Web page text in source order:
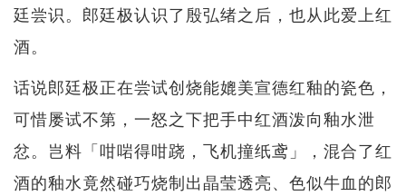
廷尝识。郎廷极认识了殷弘绪之后，也从此爱上红
酒。
话说郎廷极正在尝试创烧能媲美宣德红釉的瓷色，
可惜屡试不第，一怒之下把手中红酒泼向釉水泄
忿。岂料「咁啱得咁跷，飞机撞纸鸢」，混合了红
酒的釉水竟然碰巧烧制出晶莹透亮、色似牛血的郎